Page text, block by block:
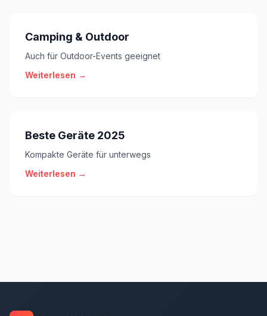
Camping & Outdoor
Auch für Outdoor-Events geeignet
Weiterlesen →
Beste Geräte 2025
Kompakte Geräte für unterwegs
Weiterlesen →